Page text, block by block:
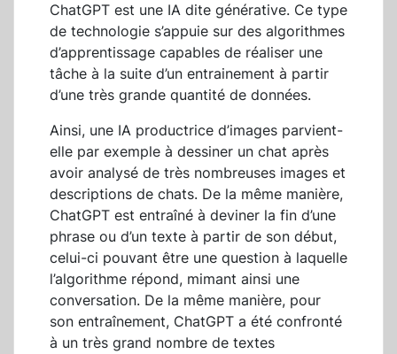
ChatGPT est une IA dite générative. Ce type
de technologie s’appuie sur des algorithmes
d’apprentissage capables de réaliser une
tâche à la suite d’un entrainement à partir
d’une très grande quantité de données.
Ainsi, une IA productrice d’images parvient-
elle par exemple à dessiner un chat après
avoir analysé de très nombreuses images et
descriptions de chats. De la même manière,
ChatGPT est entraîné à deviner la fin d’une
phrase ou d’un texte à partir de son début,
celui-ci pouvant être une question à laquelle
l’algorithme répond, mimant ainsi une
conversation. De la même manière, pour
son entraînement, ChatGPT a été confronté
à un très grand nombre de textes